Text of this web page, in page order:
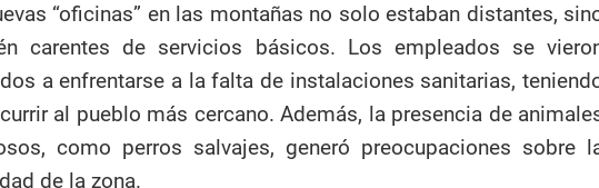
“oficinas” en las montañas no solo estaban distantes,
carentes de servicios básicos. Los empleados se
a enfrentarse a la falta de instalaciones sanitarias,
al pueblo más cercano. Además, la presencia de
como perros salvajes, generó preocupaciones sobre
de la zona.